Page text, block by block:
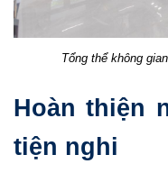
Tổng thể không
Hoàn thiện
tiện nghi